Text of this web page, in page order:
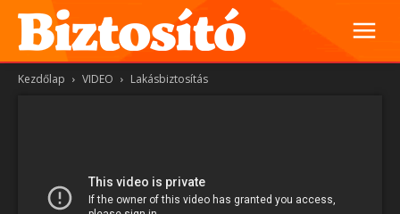
Kezdőlap VIDEO Lakásbiztosítás